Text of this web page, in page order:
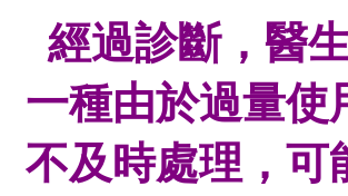
經過診斷，醫
一種由於過量使
不及時處理，可